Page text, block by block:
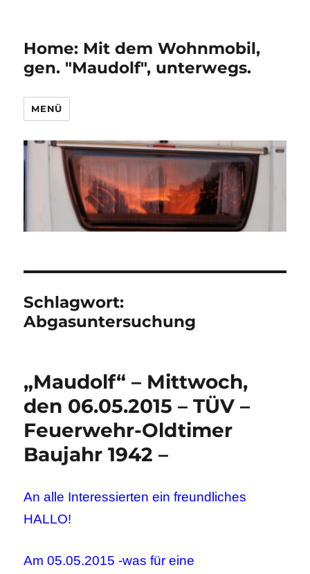
Home: Mit dem Wohnmobil,
gen. "Maudolf", unterwegs.
MENÜ
Schlagwort:
Abgasuntersuchung
„Maudolf“ – Mittwoch,
den 06.05.2015 – TÜV –
Feuerwehr-Oldtimer
Baujahr 1942 –
An alle Interessierten ein freundliches
HALLO!
Am 05.05.2015 -was für eine